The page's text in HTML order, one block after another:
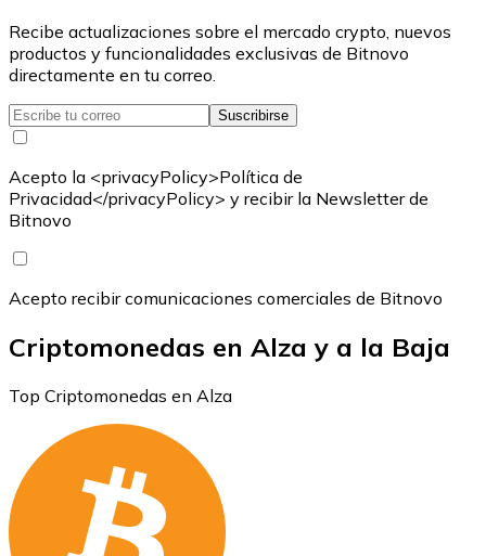
Recibe actualizaciones sobre el mercado crypto, nuevos
productos y funcionalidades exclusivas de Bitnovo
directamente en tu correo.
Suscribirse
Acepto la <privacyPolicy>Política de
Privacidad</privacyPolicy> y recibir la Newsletter de
Bitnovo
Acepto recibir comunicaciones comerciales de Bitnovo
Criptomonedas en Alza y a la Baja
Top Criptomonedas en Alza